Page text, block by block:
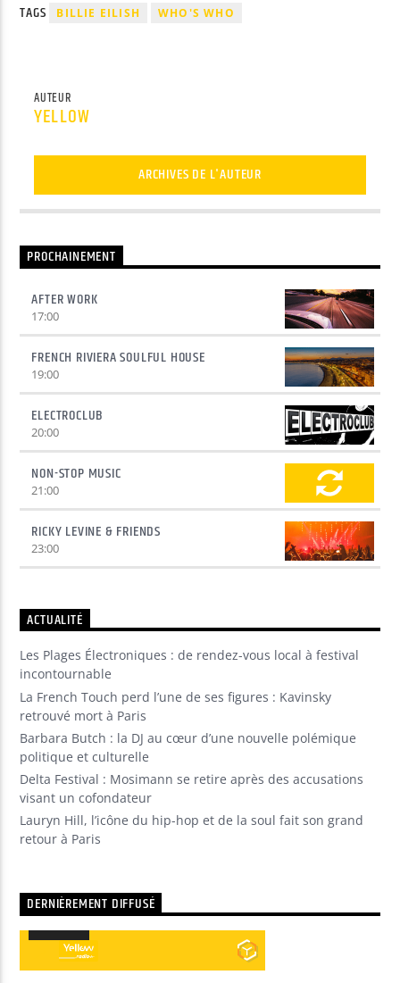
TAGS BILLIE EILISH WHO'S WHO
AUTEUR
YELLOW
ARCHIVES DE L'AUTEUR
PROCHAINEMENT
AFTER WORK
17:00
FRENCH RIVIERA SOULFUL HOUSE
19:00
ELECTROCLUB
20:00
NON-STOP MUSIC
21:00
RICKY LEVINE & FRIENDS
23:00
ACTUALITÉ
Les Plages Électroniques : de rendez-vous local à festival
incontournable
La French Touch perd l’une de ses figures : Kavinsky
retrouvé mort à Paris
Barbara Butch : la DJ au cœur d’une nouvelle polémique
politique et culturelle
Delta Festival : Mosimann se retire après des accusations
visant un cofondateur
Lauryn Hill, l’icône du hip-hop et de la soul fait son grand
retour à Paris
DERNIÈREMENT DIFFUSÉ
Lecteur
audio